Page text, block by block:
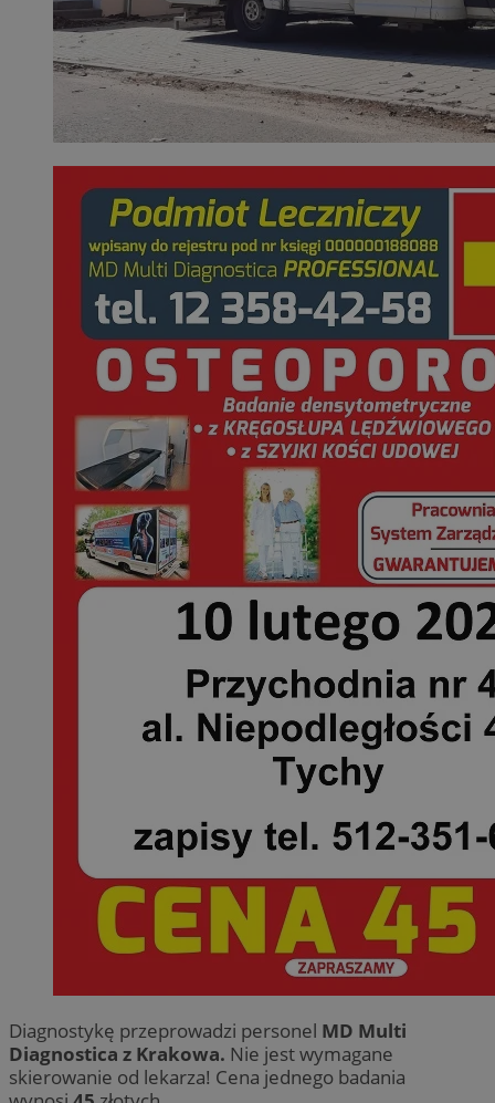
Diagnostykę przeprowadzi personel MD Multi
Diagnostica z Krakowa. Nie jest wymagane
skierowanie od lekarza! Cena jednego badania